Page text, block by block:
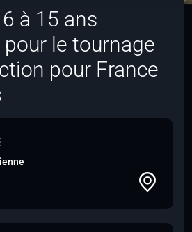
à 15 ans
le tournage
pour France